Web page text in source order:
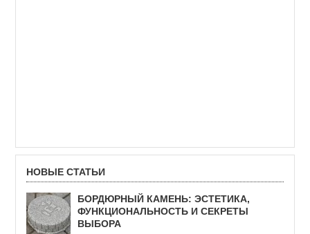
НОВЫЕ СТАТЬИ
БОРДЮРНЫЙ КАМЕНЬ: ЭСТЕТИКА,
ФУНКЦИОНАЛЬНОСТЬ И СЕКРЕТЫ
ВЫБОРА